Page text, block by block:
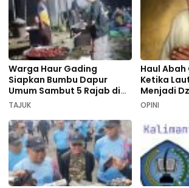
Warga Haur Gading
Siapkan Bumbu Dapur
Umum Sambut 5 Rajab di
Sekumpul
TAJUK
Haul Abah
Ketika
Menjadi
OPINI